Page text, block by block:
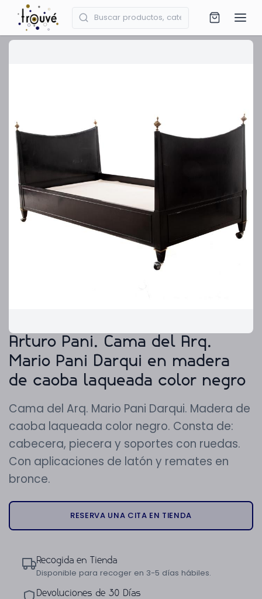
Arturo Pani. Cama del Arq.
Mario Pani Darqui en madera
de caoba laqueada color negro
Cama del Arq. Mario Pani Darqui. Madera de
caoba laqueada color negro. Consta de:
cabecera, piecera y soportes con ruedas.
Con aplicaciones de latón y remates en
bronce.
RESERVA UNA CITA EN TIENDA
Recogida en Tienda
Disponible para recoger en 3-5 días hábiles.
Devoluciones de 30 Días